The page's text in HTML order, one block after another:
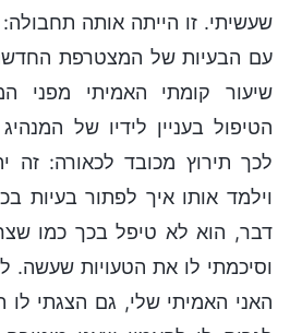
שעשיתי. זו הייתה אותה
עם הבעיות של המצטרפת
שיעור קומתי האמיתי מפני
הטיפול בעניין לידיו של
לכך תירוץ מכובד לכאורה: זה
וילמד אותו איך לפתור בעיות
דבר, הוא לא טיפל בכך כמו
וסיכמתי לו את הטעויות
האני האמיתי שלי, גם הצגתי לו